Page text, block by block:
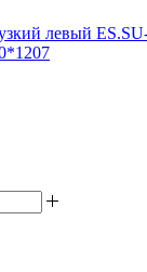
левый